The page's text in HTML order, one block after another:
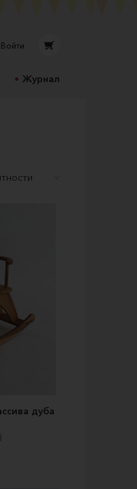
Войти
Журнал
дуба